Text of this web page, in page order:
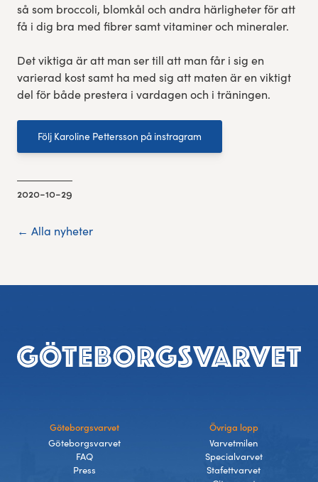
så som broccoli, blomkål och andra härligheter för att
få i dig bra med fibrer samt vitaminer och mineraler.
Det viktiga är att man ser till att man får i sig en
varierad kost samt ha med sig att maten är en viktigt
del för både prestera i vardagen och i träningen.
Följ Karoline Pettersson på instragram
2020-10-29
← Alla nyheter
Footer
Göteborgsvarvet
Göteborgsvarvet
FAQ
Press
Övriga lopp
Varvetmilen
Specialvarvet
Stafettvarvet